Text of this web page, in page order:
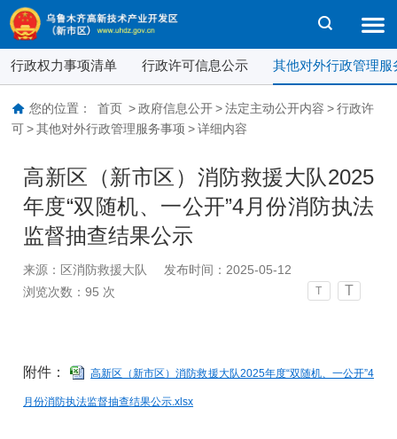
行政权力事项清单 行政许可信息公示 其他对外行政管理服
您的位置： 首页 > 政府信息公开 > 法定主动公开内容 > 行政许
可 > 其他对外行政管理服务事项 > 详细内容
高新区（新市区）消防救援大队2025
年度“双随机、一公开”4月份消防执法
监督抽查结果公示
来源：区消防救援大队
发布时间：2025-05-12
浏览次数：95 次 T T
附件： 高新区（新市区）消防救援大队2025年度“双随机、一公开”4
月份消防执法监督抽查结果公示.xlsx